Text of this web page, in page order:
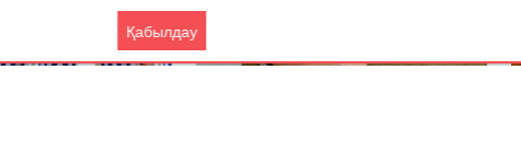
Қабылдау